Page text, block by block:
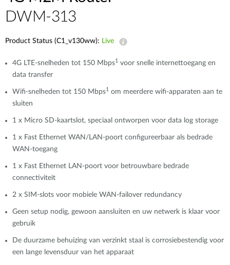
DWM-313
Product Status (C1_v130ww): Live
4G LTE-snelheden tot 150 Mbps1
voor snelle internettoegang en
data transfer
Wifi-snelheden tot 150 Mbps1
om meerdere wifi-apparaten aan te
sluiten
1 x Micro SD-kaartslot, speciaal ontworpen voor data log storage
1 x Fast Ethernet WAN/LAN-poort configureerbaar als bedrade
WAN-toegang
1 x Fast Ethernet LAN-poort voor betrouwbare bedrade
connectiviteit
2 x SIM-slots voor mobiele WAN-failover redundancy
Geen setup nodig, gewoon aansluiten en uw netwerk is klaar voor
gebruik
De duurzame behuizing van verzinkt staal is corrosiebestendig voor
een lange levensduur van het apparaat